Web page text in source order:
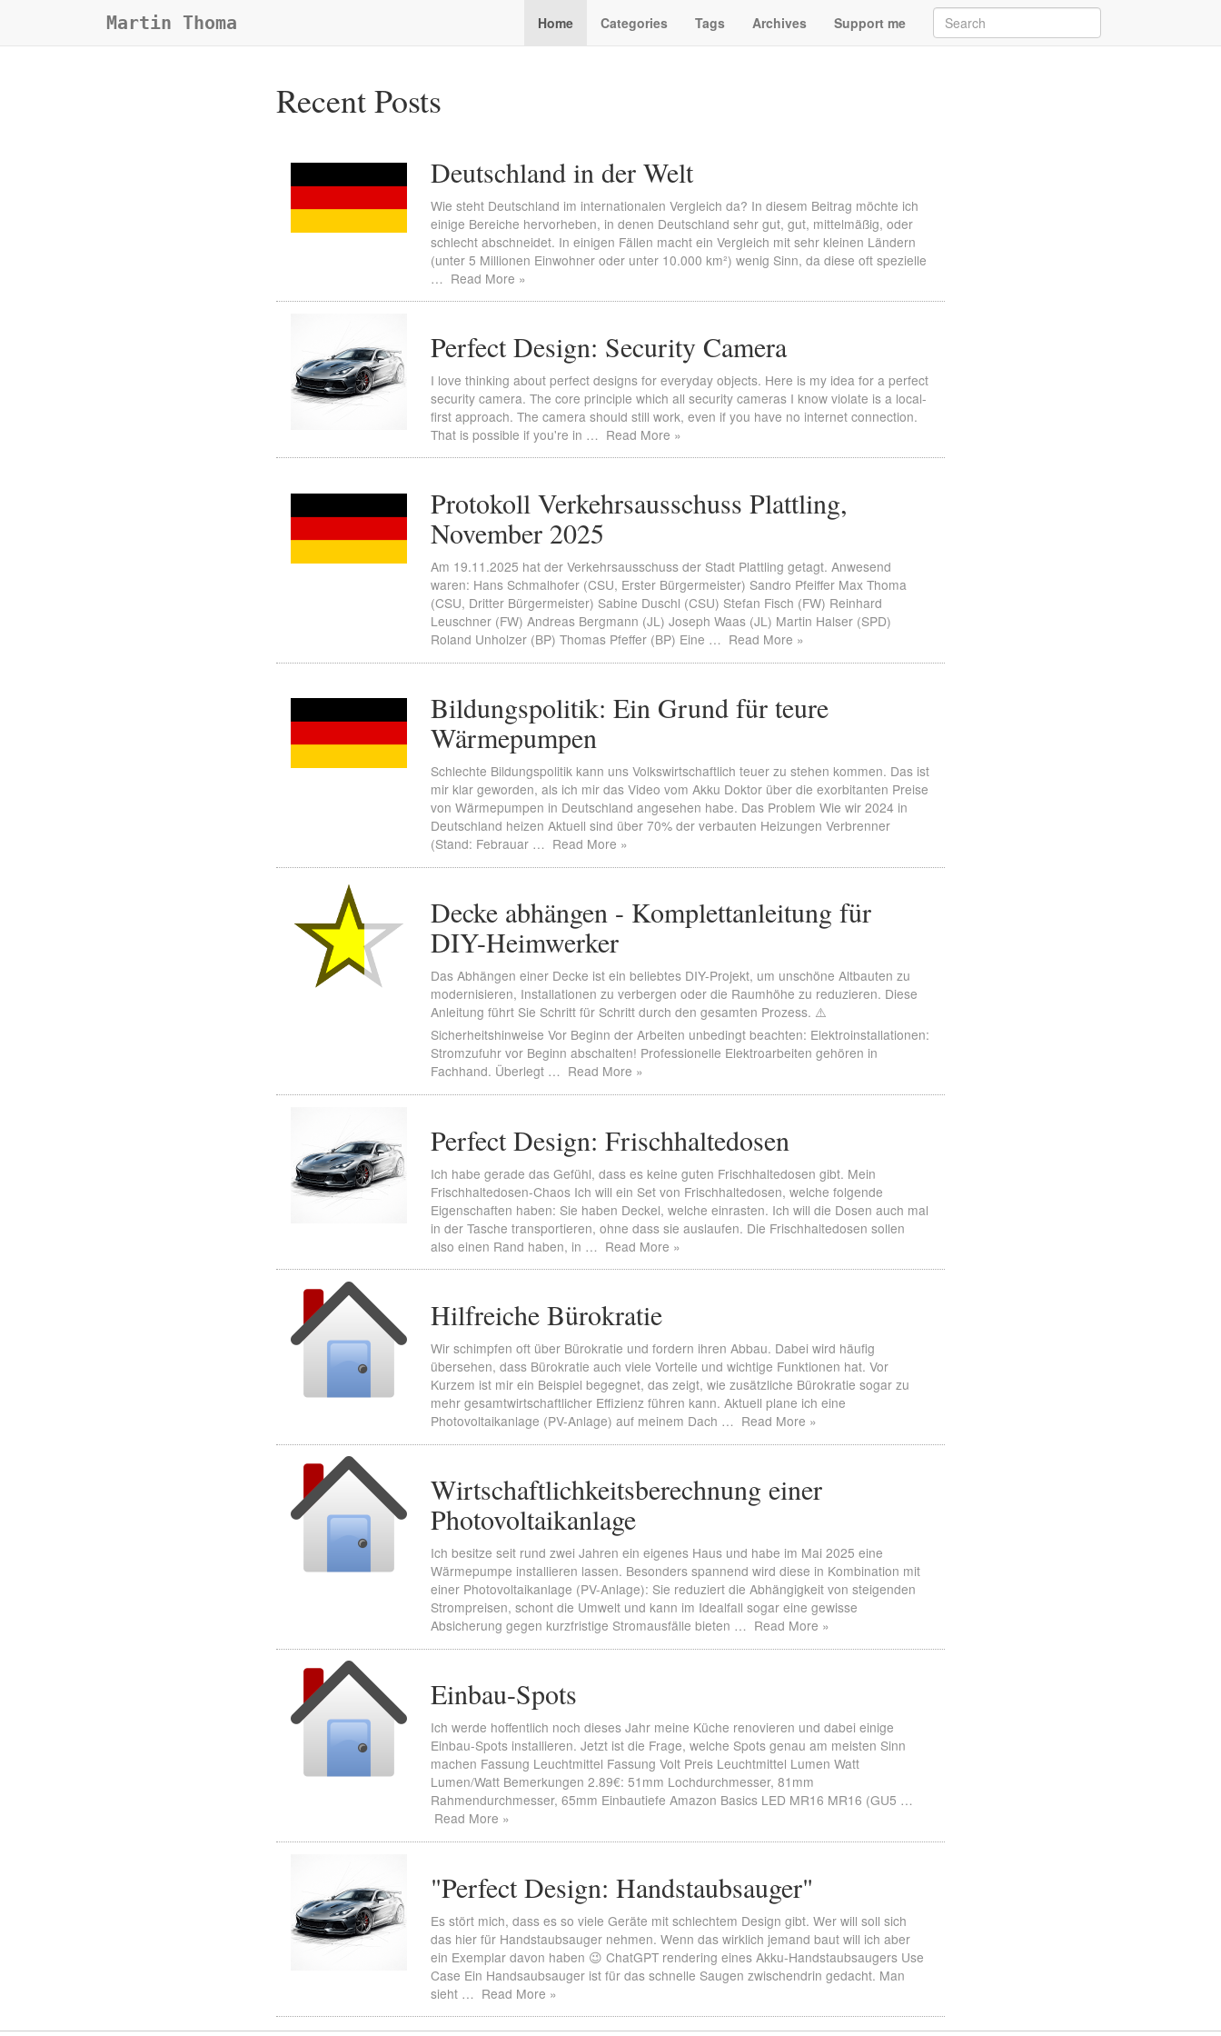
Martin Thoma Home Categories Tags Archives Support me
Recent Posts
Deutschland in der Welt
Wie steht Deutschland im internationalen Vergleich da? In diesem Beitrag möchte ich
einige Bereiche hervorheben, in denen Deutschland sehr gut, gut, mittelmäßig, oder
schlecht abschneidet. In einigen Fällen macht ein Vergleich mit sehr kleinen Ländern
(unter 5 Millionen Einwohner oder unter 10.000 km²) wenig Sinn, da diese oft spezielle
… Read More »
Perfect Design: Security Camera
I love thinking about perfect designs for everyday objects. Here is my idea for a perfect
security camera. The core principle which all security cameras I know violate is a local-
first approach. The camera should still work, even if you have no internet connection.
That is possible if you're in … Read More »
Protokoll Verkehrsausschuss Plattling,
November 2025
Am 19.11.2025 hat der Verkehrsausschuss der Stadt Plattling getagt. Anwesend
waren: Hans Schmalhofer (CSU, Erster Bürgermeister) Sandro Pfeiffer Max Thoma
(CSU, Dritter Bürgermeister) Sabine Duschl (CSU) Stefan Fisch (FW) Reinhard
Leuschner (FW) Andreas Bergmann (JL) Joseph Waas (JL) Martin Halser (SPD)
Roland Unholzer (BP) Thomas Pfeffer (BP) Eine … Read More »
Bildungspolitik: Ein Grund für teure
Wärmepumpen
Schlechte Bildungspolitik kann uns Volkswirtschaftlich teuer zu stehen kommen. Das ist
mir klar geworden, als ich mir das Video vom Akku Doktor über die exorbitanten Preise
von Wärmepumpen in Deutschland angesehen habe. Das Problem Wie wir 2024 in
Deutschland heizen Aktuell sind über 70% der verbauten Heizungen Verbrenner
(Stand: Febrauar … Read More »
Decke abhängen - Komplettanleitung für
DIY-Heimwerker
Das Abhängen einer Decke ist ein beliebtes DIY-Projekt, um unschöne Altbauten zu
modernisieren, Installationen zu verbergen oder die Raumhöhe zu reduzieren. Diese
Anleitung führt Sie Schritt für Schritt durch den gesamten Prozess. ⚠️
Sicherheitshinweise Vor Beginn der Arbeiten unbedingt beachten: Elektroinstallationen:
Stromzufuhr vor Beginn abschalten! Professionelle Elektroarbeiten gehören in
Fachhand. Überlegt … Read More »
Perfect Design: Frischhaltedosen
Ich habe gerade das Gefühl, dass es keine guten Frischhaltedosen gibt. Mein
Frischhaltedosen-Chaos Ich will ein Set von Frischhaltedosen, welche folgende
Eigenschaften haben: Sie haben Deckel, welche einrasten. Ich will die Dosen auch mal
in der Tasche transportieren, ohne dass sie auslaufen. Die Frischhaltedosen sollen
also einen Rand haben, in … Read More »
Hilfreiche Bürokratie
Wir schimpfen oft über Bürokratie und fordern ihren Abbau. Dabei wird häufig
übersehen, dass Bürokratie auch viele Vorteile und wichtige Funktionen hat. Vor
Kurzem ist mir ein Beispiel begegnet, das zeigt, wie zusätzliche Bürokratie sogar zu
mehr gesamtwirtschaftlicher Effizienz führen kann. Aktuell plane ich eine
Photovoltaikanlage (PV-Anlage) auf meinem Dach … Read More »
Wirtschaftlichkeitsberechnung einer
Photovoltaikanlage
Ich besitze seit rund zwei Jahren ein eigenes Haus und habe im Mai 2025 eine
Wärmepumpe installieren lassen. Besonders spannend wird diese in Kombination mit
einer Photovoltaikanlage (PV-Anlage): Sie reduziert die Abhängigkeit von steigenden
Strompreisen, schont die Umwelt und kann im Idealfall sogar eine gewisse
Absicherung gegen kurzfristige Stromausfälle bieten … Read More »
Einbau-Spots
Ich werde hoffentlich noch dieses Jahr meine Küche renovieren und dabei einige
Einbau-Spots installieren. Jetzt ist die Frage, welche Spots genau am meisten Sinn
machen Fassung Leuchtmittel Fassung Volt Preis Leuchtmittel Lumen Watt
Lumen/Watt Bemerkungen 2.89€: 51mm Lochdurchmesser, 81mm
Rahmendurchmesser, 65mm Einbautiefe Amazon Basics LED MR16 MR16 (GU5 …
Read More »
"Perfect Design: Handstaubsauger"
Es stört mich, dass es so viele Geräte mit schlechtem Design gibt. Wer will soll sich
das hier für Handstaubsauger nehmen. Wenn das wirklich jemand baut will ich aber
ein Exemplar davon haben 😉 ChatGPT rendering eines Akku-Handstaubsaugers Use
Case Ein Handsaubsauger ist für das schnelle Saugen zwischendrin gedacht. Man
sieht … Read More »